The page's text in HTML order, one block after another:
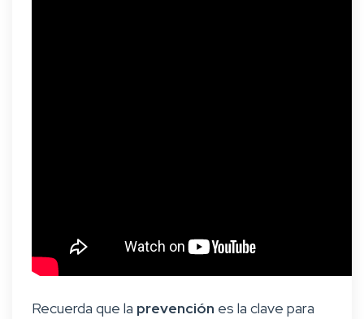
Recuerda que la prevención es la clave para